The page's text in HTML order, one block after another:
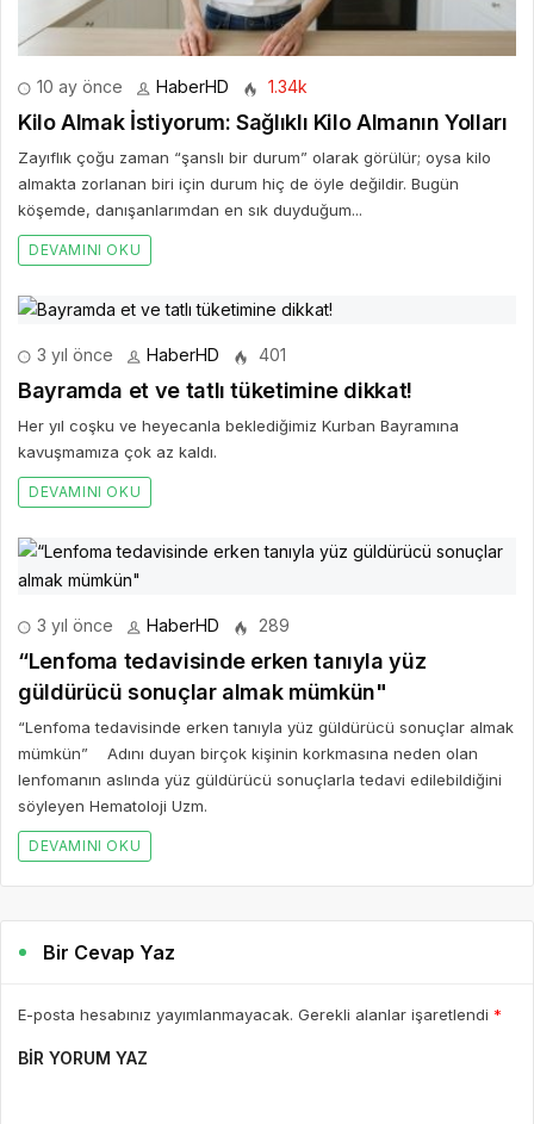
10 ay önce HaberHD 1.34k
Kilo Almak İstiyorum: Sağlıklı Kilo Almanın Yolları
Zayıflık çoğu zaman “şanslı bir durum” olarak görülür; oysa kilo
almakta zorlanan biri için durum hiç de öyle değildir. Bugün
köşemde, danışanlarımdan en sık duyduğum...
DEVAMINI OKU
3 yıl önce HaberHD 401
Bayramda et ve tatlı tüketimine dikkat!
Her yıl coşku ve heyecanla beklediğimiz Kurban Bayramına
kavuşmamıza çok az kaldı.
DEVAMINI OKU
3 yıl önce HaberHD 289
“Lenfoma tedavisinde erken tanıyla yüz
güldürücü sonuçlar almak mümkün"
“Lenfoma tedavisinde erken tanıyla yüz güldürücü sonuçlar almak
mümkün” Adını duyan birçok kişinin korkmasına neden olan
lenfomanın aslında yüz güldürücü sonuçlarla tedavi edilebildiğini
söyleyen Hematoloji Uzm.
DEVAMINI OKU
Bir Cevap Yaz
E-posta hesabınız yayımlanmayacak. Gerekli alanlar işaretlendi *
BIR YORUM YAZ